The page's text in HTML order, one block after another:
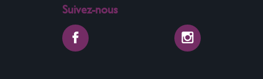
Suivez-nous